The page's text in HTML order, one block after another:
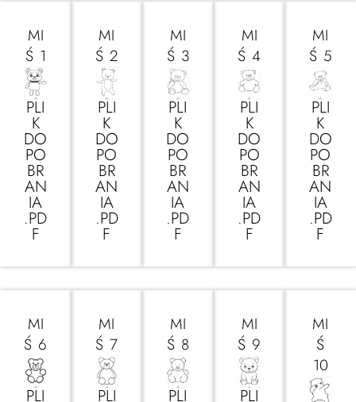
MI
Ś 1
PLI
K
DO
PO
BR
AN
IA
.PD
F
MI
Ś 2
PLI
K
DO
PO
BR
AN
IA
.PD
F
MI
Ś 3
PLI
K
DO
PO
BR
AN
IA
.PD
F
MI
Ś 4
PLI
K
DO
PO
BR
AN
IA
.PD
F
MI
Ś 5
PLI
K
DO
PO
BR
AN
IA
.PD
F
MI
Ś 6
PLI
MI
Ś 7
PLI
MI
Ś 8
PLI
MI
Ś 9
PLI
MI
Ś
10